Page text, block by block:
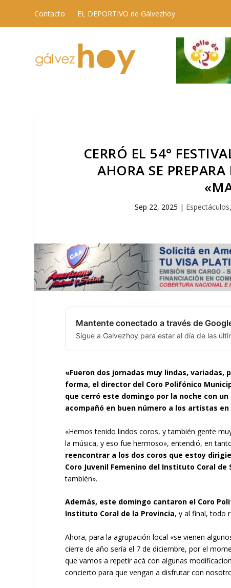
Contacto EL DEPORTIVO de Gálvezhoy
CERRÓ EL 54°
AHORA SE
Sep 22, 2025 | Espectáculos,
Mantente conectado a través de
Sígue a Galvezhoy para estar al día de las
«Fueron dos jornadas muy lindas,
forma, el director del Coro Polifónico
que cerró este domingo por la noche con
acompañó en buen número a los artistas en
«Hemos tenido lindos coros, y también gente
la música, y eso fue hermoso», entendió, en
reencontrar a los dos coros que estoy
Coro Juvenil Femenino del Instituto Coral de
también».
Además, este domingo cantaron el Coro
Instituto Coral de la Provincia, y al final, todo
Ahora, para la agrupación local «se vienen
cierre de año sería el 7 de diciembre, por el
que vamos a repetir acá con algunas
concierto para que vengan a disfrutar con